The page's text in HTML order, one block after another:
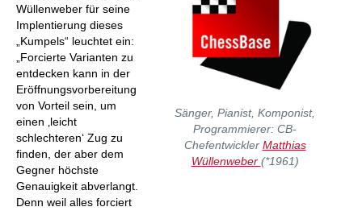
Sänger, Pianist, Komponist,
Programmierer: CB-
Chefentwickler Matthias
Wüllenweber (*1961)
Wüllenweber für seine
Implentierung dieses
„Kumpels“ leuchtet ein:
„Forcierte Varianten zu
entdecken kann in der
Eröffnungsvorbereitung
von Vorteil sein, um
einen ‚leicht
schlechteren‘ Zug zu
finden, der aber dem
Gegner höchste
Genauigkeit abverlangt.
Denn weil alles forciert